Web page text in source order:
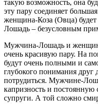
такую возможность, она
эту пару соединяет
женщина-Коза (Овца)
Лошадь – безусловным
Мужчина-Лошадь и
очень красивую пару. На
будут очень полными и
глубокого понимания друг
потрудиться. Мужчине-
капризность и постоянную
супруги. А той сложно